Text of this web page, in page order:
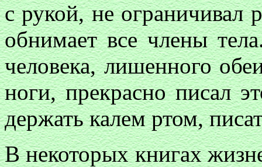
с рукой, не ограничивал
обнимает все члены
человека, лишенного
ноги, прекрасно писал
держать калем ртом,
В некоторых книгах